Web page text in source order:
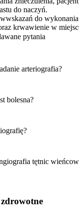
do naczyń.
do
krwawienie w
pytania
arteriografia?
bolesna?
tętnic
zdrowotne